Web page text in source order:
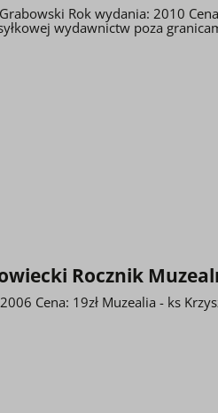
Rok wydania: 2010
wydawnictw poza
Rocznik
Cena: 19zł Muzealia - ks